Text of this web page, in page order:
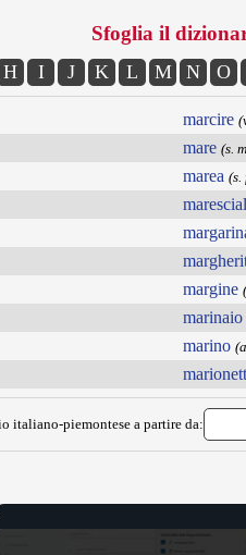
Sfoglia il
H I J K L M N O
marcire
mare (s.
marea (s.
margine
marinaio
marino
italiano-piemontese a partire da: